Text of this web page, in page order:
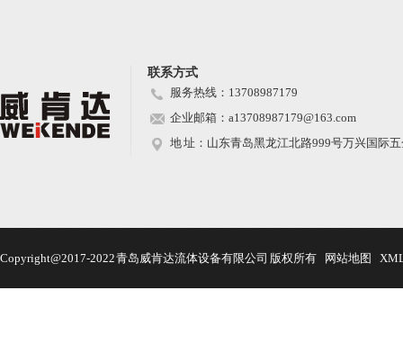
联系方式
服务热线：13708987179
企业邮箱：a13708987179@163.com
地 址：山东青岛黑龙江北路999号万兴国际
Copyright@2017-2022 青岛威肯达流体设备有限公司 版权所有 网站地图